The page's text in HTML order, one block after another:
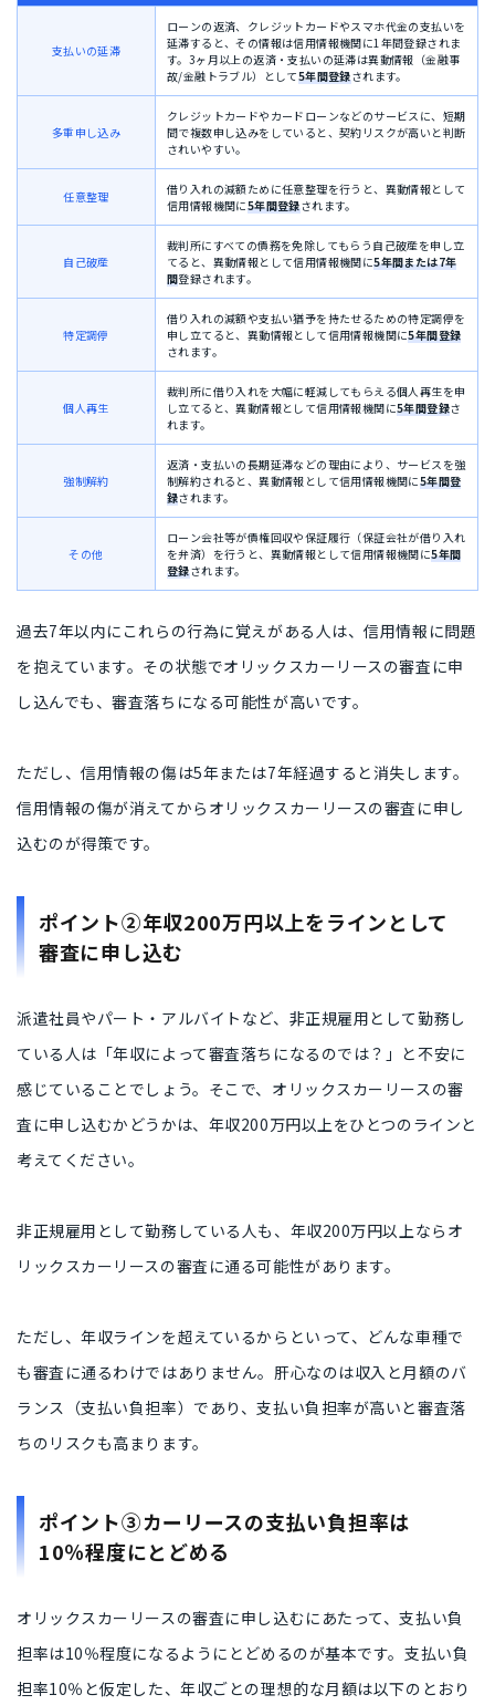
支払いの延滞
ローンの返済、クレジットカードやスマホ代金の支払いを
延滞すると、その情報は信用情報機関に1年間登録されま
す。3ヶ月以上の返済・支払いの延滞は異動情報（金融事
故/金融トラブル）として5年間登録されます。
多重申し込み
クレジットカードやカードローンなどのサービスに、短期
間で複数申し込みをしていると、契約リスクが高いと判断
されいやすい。
任意整理
借り入れの減額ために任意整理を行うと、異動情報として
信用情報機関に5年間登録されます。
自己破産
裁判所にすべての債務を免除してもらう自己破産を申し立
てると、異動情報として信用情報機関に5年間または7年
間登録されます。
特定調停
借り入れの減額や支払い猶予を持たせるための特定調停を
申し立てると、異動情報として信用情報機関に5年間登録
されます。
個人再生
裁判所に借り入れを大幅に軽減してもらえる個人再生を申
し立てると、異動情報として信用情報機関に5年間登録さ
れます。
強制解約
返済・支払いの長期延滞などの理由により、サービスを強
制解約されると、異動情報として信用情報機関に5年間登
録されます。
その他
ローン会社等が債権回収や保証履行（保証会社が借り入れ
を弁済）を行うと、異動情報として信用情報機関に5年間
登録されます。
過去7年以内にこれらの行為に覚えがある人は、信用情報に問題
を抱えています。その状態でオリックスカーリースの審査に申
し込んでも、審査落ちになる可能性が高いです。
ただし、信用情報の傷は5年または7年経過すると消失します。
信用情報の傷が消えてからオリックスカーリースの審査に申し
込むのが得策です。
ポイント②年収200万円以上をラインとして
審査に申し込む
派遣社員やパート・アルバイトなど、非正規雇用として勤務し
ている人は「年収によって審査落ちになるのでは？」と不安に
感じていることでしょう。そこで、オリックスカーリースの審
査に申し込むかどうかは、年収200万円以上をひとつのラインと
考えてください。
非正規雇用として勤務している人も、年収200万円以上ならオ
リックスカーリースの審査に通る可能性があります。
ただし、年収ラインを超えているからといって、どんな車種で
も審査に通るわけではありません。肝心なのは収入と月額のバ
ランス（支払い負担率）であり、支払い負担率が高いと審査落
ちのリスクも高まります。
ポイント③カーリースの支払い負担率は
10％程度にとどめる
オリックスカーリースの審査に申し込むにあたって、支払い負
担率は10％程度になるようにとどめるのが基本です。支払い負
担率10％と仮定した、年収ごとの理想的な月額は以下のとおり